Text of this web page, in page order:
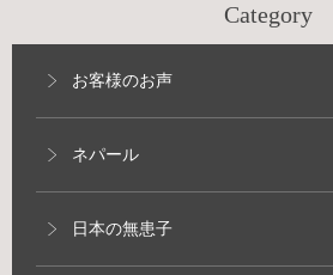
Category
お客様のお声
ネパール
日本の無患子